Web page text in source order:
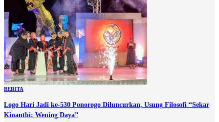
BERITA
Logo Hari Jadi ke-530 Ponorogo Diluncurkan, Usung Filosofi “Sekar
Kinanthi: Wening Daya”